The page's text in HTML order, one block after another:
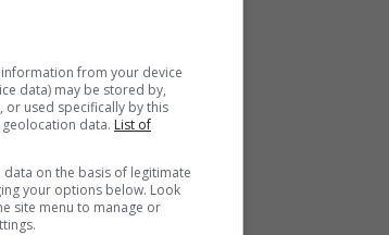
Faina ed Enerix, si
Rossi, sul quale ha
from your device
data) may be stored by,
or used specifically by this
data. List of
on the basis of legitimate
your options below. Look
site menu to manage or